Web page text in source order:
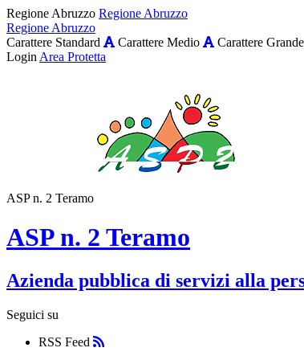
Regione Abruzzo Regione Abruzzo
Regione Abruzzo
Carattere Standard
Carattere Medio Carattere Grande
Login Area Protetta
ASP n. 2 Teramo
ASP n. 2 Teramo
Azienda pubblica di servizi alla
Seguici su
RSS Feed